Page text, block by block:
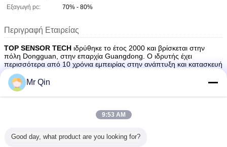
Εξαγωγή pc:
70% - 80%
Περιγραφή Εταιρείας
TOP SENSOR TECH ιδρύθηκε το έτος 2000 και βρίσκεται στην
πόλη Dongguan, στην επαρχία Guangdong. Ο ιδρυτής έχει
περισσότερα από 10 χρόνια εμπειρίας στην ανάπτυξη και κατασκευή
αισθητήρων. Παρέχουμε υπηρεσίες OEM σε άλλες εταιρείες από την
αρχή. Τελικά, δημιουργήσαμε τη δική μας μάρκα, TOP SENSOR, για
να σταθούμε στον τομέα της ζύγισης.
3. Φορητές Ζυγαριές Αξόνων
Mr Qin
9:53 AM
Good day, what product are you looking for?